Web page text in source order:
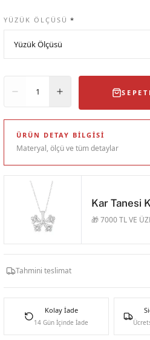
YÜZÜK ÖLÇÜSÜ *
1
ÜRÜN DETAY BILGISI
Materyal, ölçü ve tüm detaylar
Kar Tanesi
🎁 7000 TL VE
Tahmini teslimat
Kolay İade
14 Gün İçinde İade